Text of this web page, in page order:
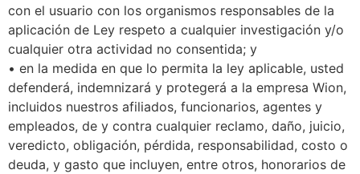
con el usuario con los organismos responsables de la
aplicación de Ley respeto a cualquier investigación y/o
cualquier otra actividad no consentida; y
• en la medida en que lo permita la ley aplicable, usted
defenderá, indemnizará y protegerá a la empresa Wion,
incluidos nuestros afiliados, funcionarios, agentes y
empleados, de y contra cualquier reclamo, daño, juicio,
veredicto, obligación, pérdida, responsabilidad, costo o
deuda, y gasto que incluyen, entre otros, honorarios de